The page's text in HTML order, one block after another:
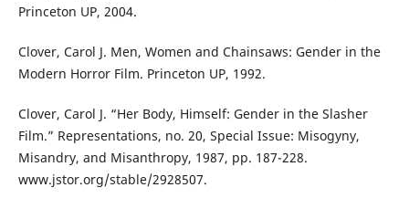
Princeton UP, 2004.
Clover, Carol J. Men, Women and Chainsaws: Gender in the
Modern Horror Film. Princeton UP, 1992.
Clover, Carol J. “Her Body, Himself: Gender in the Slasher
Film.” Representations, no. 20, Special Issue: Misogyny,
Misandry, and Misanthropy, 1987, pp. 187-228.
www.jstor.org/stable/2928507.